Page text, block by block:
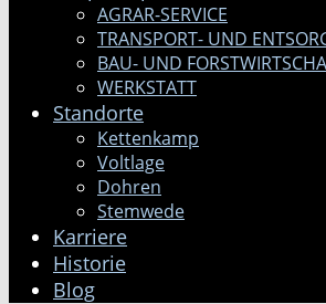
AGRAR-SERVICE
TRANSPORT- UND
BAU- UND
WERKSTATT
Standorte
Kettenkamp
Voltlage
Dohren
Stemwede
Karriere
Historie
Blog